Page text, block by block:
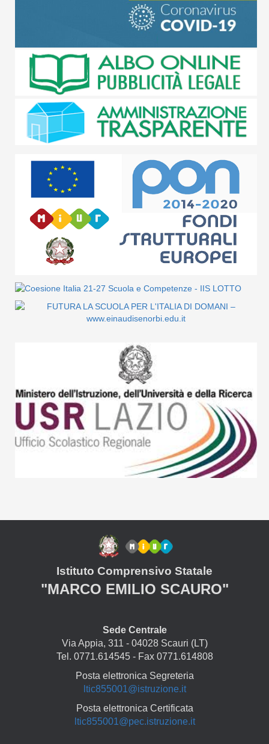
Istituto Comprensivo Statale
"MARCO EMILIO SCAURO"
Sede Centrale
Via Appia, 311 - 04028 Scauri (LT)
Tel. 0771.614545 - Fax 0771.614808
Posta elettronica Segreteria
ltic855001@istruzione.it
Posta elettronica Certificata
ltic855001@pec.istruzione.it